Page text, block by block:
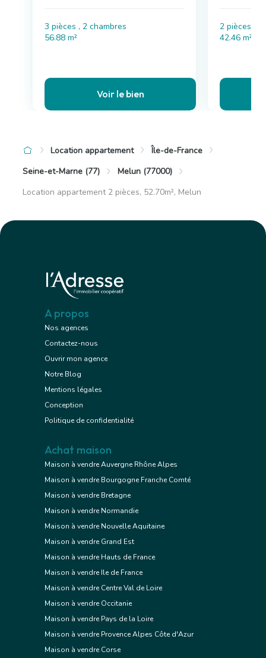
3 pièces , 2 chambres
56.88 m²
Voir le bien
2 pièces , 1
42.46 m²
Location appartement
Île-de-France
Seine-et-Marne (77)
Melun (77000)
Location appartement 2 pièces, 52.70m², Melun
A propos
Nos agences
Contactez-nous
Ouvrir mon agence
Notre Blog
Mentions légales
Conception
Politique de confidentialité
Achat maison
Maison à vendre Auvergne Rhône Alpes
Maison à vendre Bourgogne Franche Comté
Maison à vendre Bretagne
Maison à vendre Normandie
Maison à vendre Nouvelle Aquitaine
Maison à vendre Grand Est
Maison à vendre Hauts de France
Maison à vendre Ile de France
Maison à vendre Centre Val de Loire
Maison à vendre Occitanie
Maison à vendre Pays de la Loire
Maison à vendre Provence Alpes Côte d'Azur
Maison à vendre Corse